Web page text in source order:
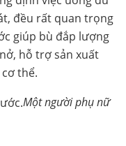
đều rất quan trọng
giúp bù đắp lượng
hỗ trợ sản xuất
thể.
Một người phụ nữ